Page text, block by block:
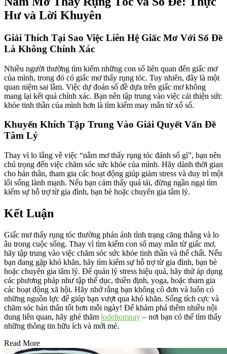
Hư và Lời Khuyên
Giải Thích Tại Sao Việc Liên Hệ Giấc Mơ Với Số Đề
Là Không Chính Xác
Nhiều người thường tìm kiếm những con số liên quan đến giấc mơ
của mình, trong đó có giấc mơ thấy rụng tóc. Tuy nhiên, đây là một
quan niệm sai lầm. Việc dự đoán số đề dựa trên giấc mơ không
mang lại kết quả chính xác. Bạn nên tập trung vào việc cải thiện sức
khỏe tinh thần của mình hơn là tìm kiếm may mắn từ xổ số.
Khuyến Khích Tập Trung Vào Giải Quyết Vấn Đề
Tâm Lý
Thay vì lo lắng về việc “nằm mơ thấy rụng tóc đánh số gì”, bạn nên
chú trọng đến việc chăm sóc sức khỏe của mình. Hãy dành thời gian
cho bản thân, tham gia các hoạt động giúp giảm stress và duy trì một
lối sống lành mạnh. Nếu bạn cảm thấy quá tải, đừng ngần ngại tìm
kiếm sự hỗ trợ từ gia đình, bạn bè hoặc chuyên gia tâm lý.
Kết Luận
Giấc mơ thấy rụng tóc thường phản ánh tình trạng căng thẳng và lo
âu trong cuộc sống. Thay vì tìm kiếm con số may mắn từ giấc mơ,
hãy tập trung vào việc chăm sóc sức khỏe tinh thần và thể chất. Nếu
bạn đang gặp khó khăn, hãy tìm kiếm sự hỗ trợ từ gia đình, bạn bè
hoặc chuyên gia tâm lý. Để quản lý stress hiệu quả, hãy thử áp dụng
các phương pháp như tập thể dục, thiền định, yoga, hoặc tham gia
các hoạt động xã hội. Hãy nhớ rằng bạn không cô đơn và luôn có
những nguồn lực để giúp bạn vượt qua khó khăn. Sống tích cực và
chăm sóc bản thân tốt hơn mỗi ngày! Để khám phá thêm nhiều nội
dung liên quan, hãy ghé thăm lodehomnay – nơi bạn có thể tìm thấy
những thông tin hữu ích và mới mẻ.
Read More